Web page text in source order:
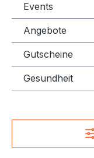
Events
Angebote
Gutscheine
Gesundheit